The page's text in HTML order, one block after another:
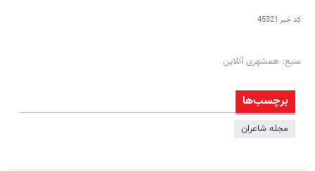
کد خبر 45321
منبع: همشهری آنلاین
برچسب‌ها
مجله شاعران